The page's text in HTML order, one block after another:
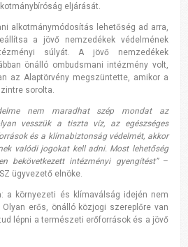
eljárását.
alkotmánymódosítás lehetőség ad arra,
a jövő nemzedékek védelmének
súlyát. A jövő nemzedékek
önálló ombudsmani intézmény volt,
az Alaptörvény megszüntette, amikor a
sorolta.
nem maradhat szép mondat az
vesszük a tiszta víz, az egészséges
és a klímabiztonság védelmét, akkor
valódi jogokat kell adni. Most lehetőség
bekövetkezett intézményi gyengítést”–
ügyvezető elnöke.
a környezeti és klímaválság idején nem
erős, önálló közjogi szereplőre van
lépni a természeti erőforrások és a jövő